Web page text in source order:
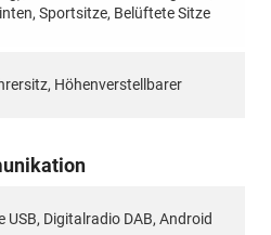
Sportsitze, Belüftete Sitze
Höhenverstellbarer
Digitalradio DAB, Android